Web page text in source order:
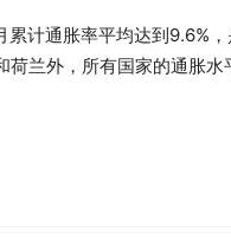
计通胀率平均达到9.6%
兰外，所有国家的通胀